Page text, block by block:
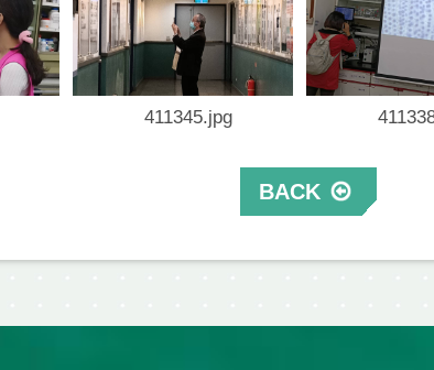
411345.jpg
BACK